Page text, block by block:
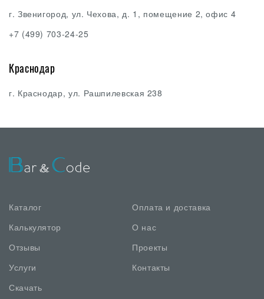
Каталог
Оплата и доставка
Калькулятор
О нас
Отзывы
Проекты
Услуги
Контакты
Скачать
г. Звенигород, ул. Чехова, д. 1, помещение 2, офис 4
+7 (499) 703-24-25
Краснодар
г. Краснодар, ул. Рашпилевская 238